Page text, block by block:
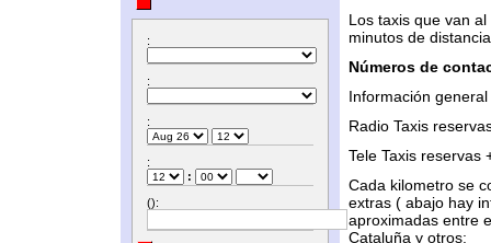
:
:
:
:
:
():
Los taxis que van
minutos de
Números de
Información general
Radio Taxis
Tele Taxis reservas
Cada kilometro se
extras ( abajo hay
aproximadas entre
Cataluña y otros: